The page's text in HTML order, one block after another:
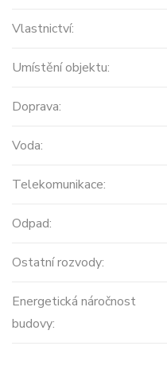
Vlastnictví:
Umístění objektu:
Doprava:
Voda:
Telekomunikace:
Odpad:
Ostatní rozvody:
Energetická náročnost
budovy: